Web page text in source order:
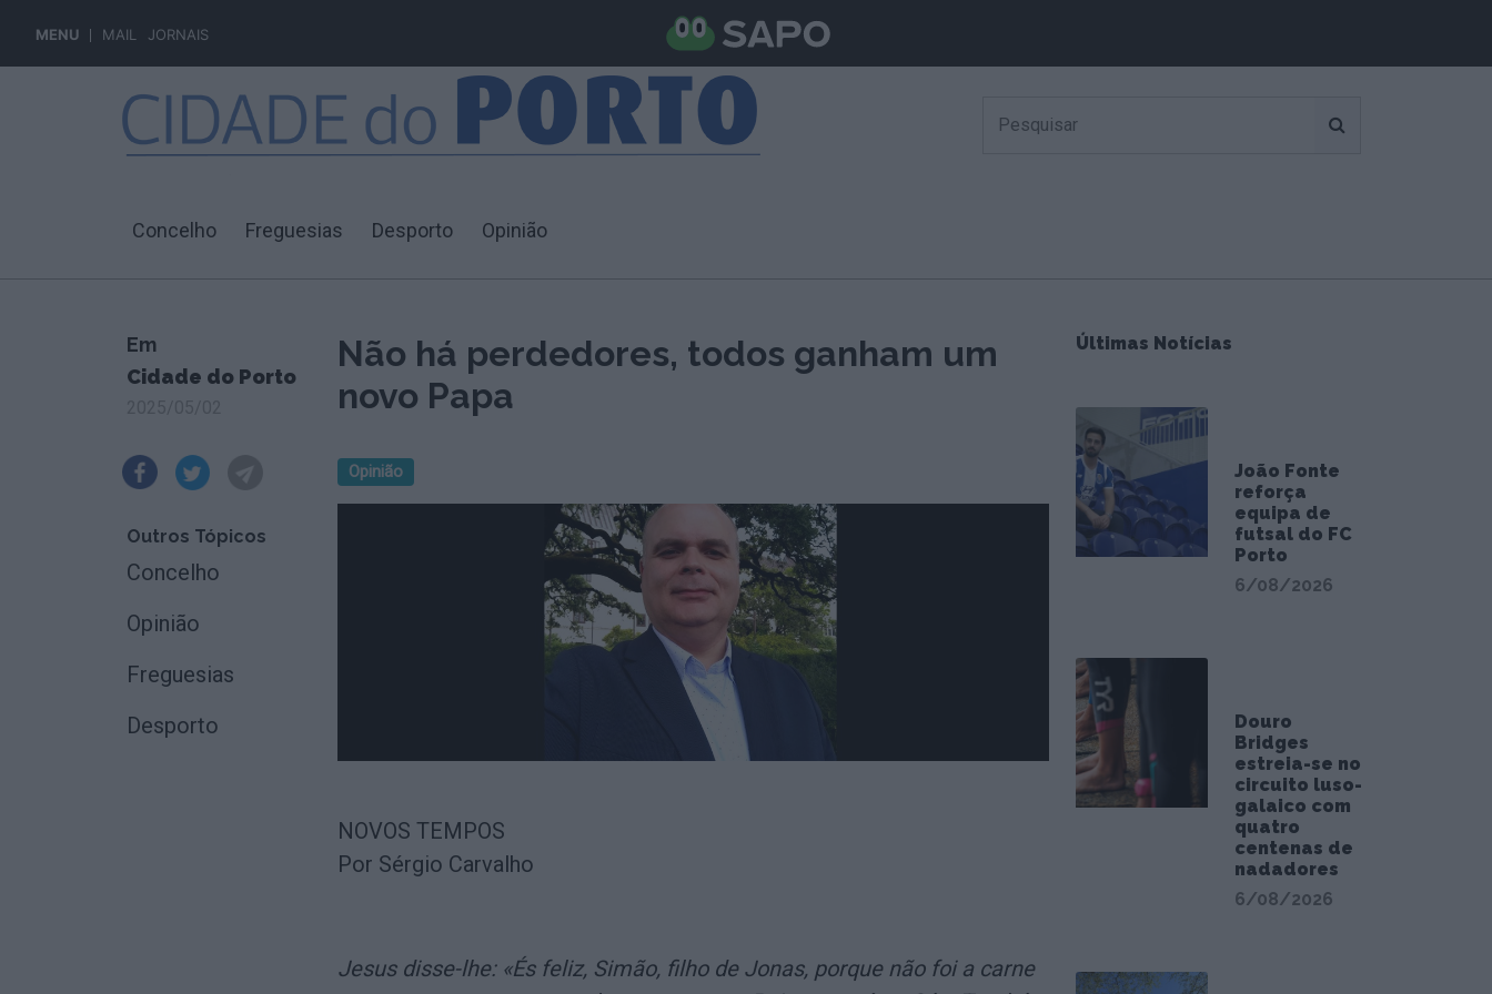
MENU MAIL JORNAIS
Concelho Freguesias Desporto Opinião
Em
Cidade do Porto
Outros Tópicos
Concelho
Opinião
Freguesias
Desporto
Não há perdedores, todos ganham um
novo Papa
Opinião
NOVOS TEMPOS
Por Sérgio Carvalho
Jesus disse-lhe: «És feliz, Simão, filho de Jonas, porque não foi a carne
Últimas Notícias
João Fonte
reforça
equipa de
futsal do FC
Porto
6/08/2026
Douro
Bridges
estreia-se no
circuito luso-
galaico com
quatro
centenas de
nadadores
6/08/2026